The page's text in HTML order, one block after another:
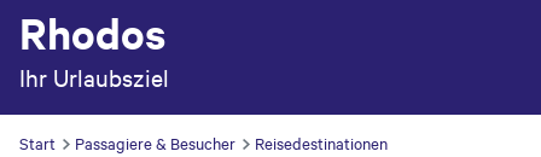
Rhodos
Ihr Urlaubsziel
Start Passagiere & Besucher
Reisedestinationen